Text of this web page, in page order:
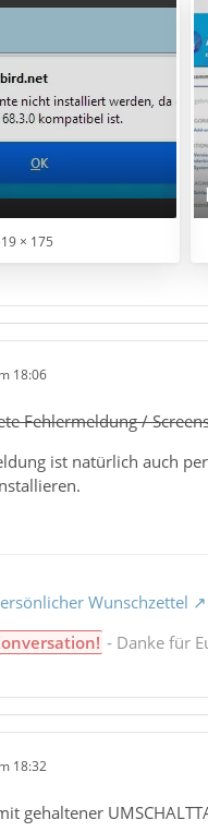
× 175
18:06
Fehlermeldung /
ist natürlich auch
Wunschzettel
- Danke für
18:32
gehaltener